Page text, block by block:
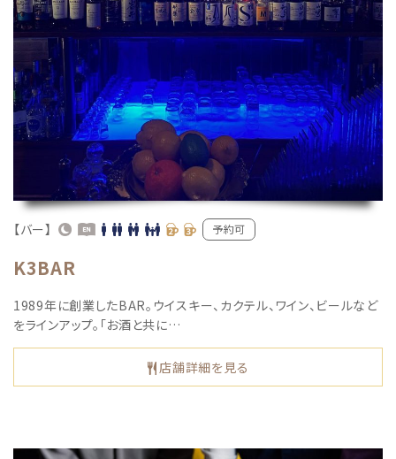
【バー】 予約可
K3BAR
1989年に創業したBAR。ウイスキー、カクテル、ワイン、ビールなど
をラインアップ。「お酒と共に…
店舗詳細を見る